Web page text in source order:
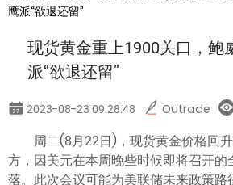
简体中文
한글
鹰派“欲退还留”
现货黄金重上1900关口，鲍
派“欲退还留”
2023-08-23 09:28:48 Outrade
周二(8月22日)，现货黄金价格回
方，因美元在本周晚些时候即将召开的
落。此次会议可能为美联储未来政策